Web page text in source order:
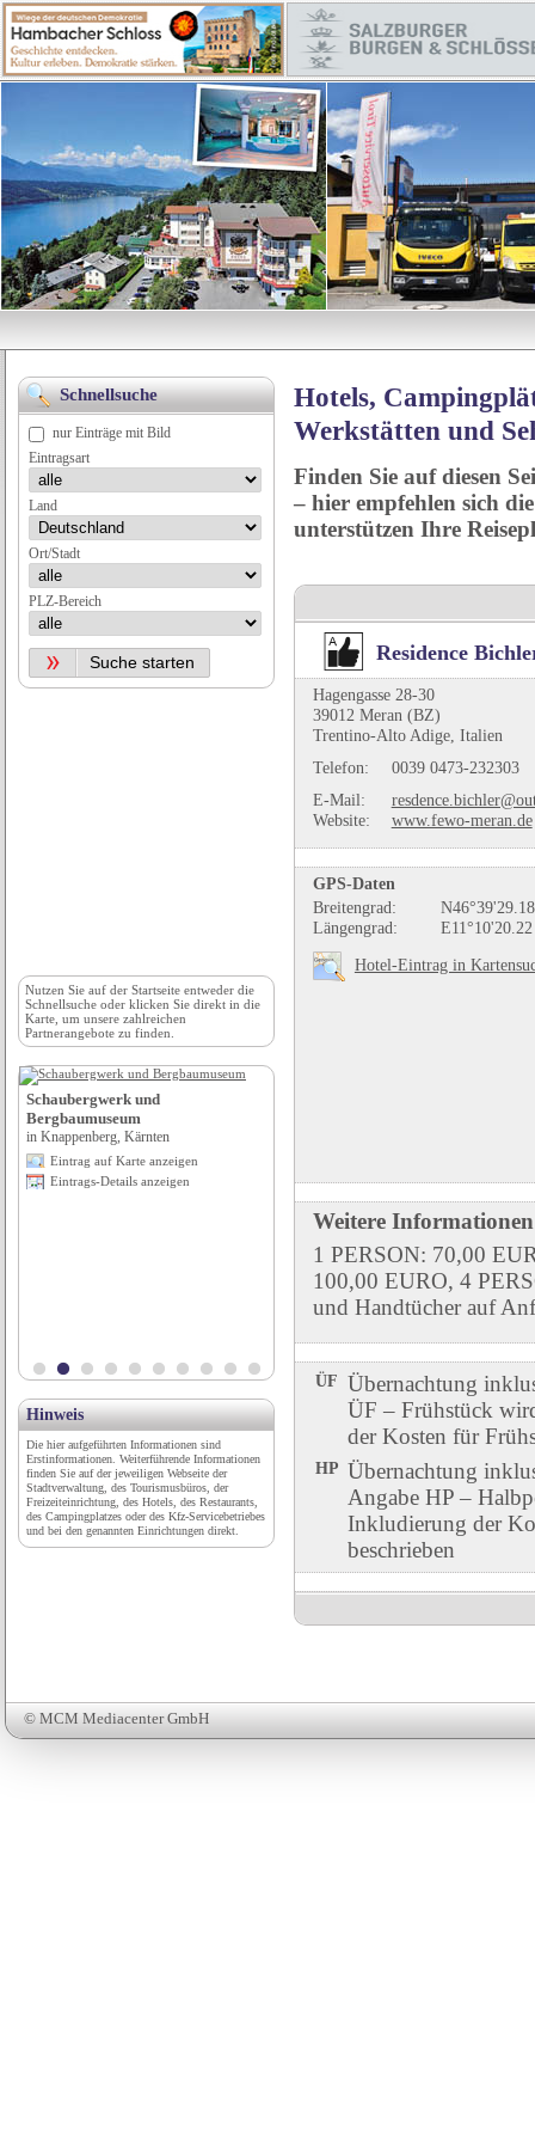
Hotels,
Werkstätten und
Finden Sie auf diesen
– hier empfehlen sich
unterstützen Ihre
Residence
Hagengasse 28-30
39012 Meran (BZ)
Trentino-Alto Adige, Italien
Telefon:
0039 0473-232303
E-Mail:
Website:
www.fewo-meran.de
GPS-Daten
Breitengrad:
N46°39'29.18
Längengrad:
E11°10'20.22
Hotel-Eintrag in
Weitere Informationen
1 PERSON: 70,00
100,00 EURO, 4
und Handtücher auf
ÜF Übernachtung
ÜF – Frühstück
der Kosten für
HP Übernachtung
Angabe HP –
Inkludierung der
beschrieben
© MCM Mediacenter GmbH
Schnellsuche
nur Einträge mit Bild
Eintragsart
Land
Ort/Stadt
PLZ-Bereich
Nutzen Sie auf der Startseite entweder die
Schnellsuche oder klicken Sie direkt in die
Karte, um unsere zahlreichen
Partnerangebote zu finden.
Schaubergwerk und
Bergbaumuseum
in Knappenberg, Kärnten
Eintrag auf Karte anzeigen
Eintrags-Details anzeigen
Eintrags-Details anzeigen
Hinweis
Die hier aufgeführten Informationen sind
Erstinformationen. Weiterführende Informationen
finden Sie auf der jeweiligen Webseite der
Stadtverwaltung, des Tourismusbüros, der
Freizeiteinrichtung, des Hotels, des Restaurants,
des Campingplatzes oder des Kfz-Servicebetriebes
und bei den genannten Einrichtungen direkt.